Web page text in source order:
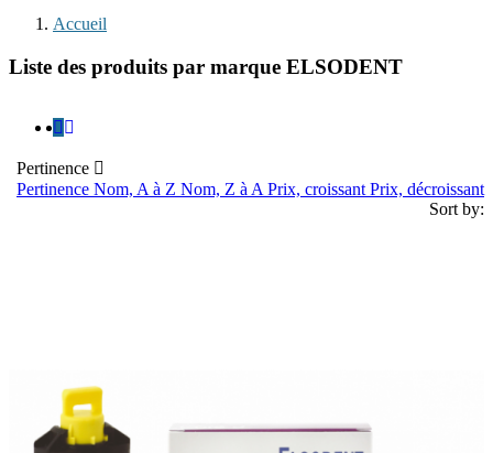
Accueil
Liste des produits par marque ELSODENT
Pertinence 
Pertinence Nom, A à Z Nom, Z à A Prix, croissant Prix, décroissant
Sort by: